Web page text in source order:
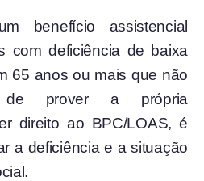
benefício assistencial
com deficiência de baixa
65 anos ou mais que não
de prover a própria
direito ao BPC/LOAS, é
a deficiência e a situação